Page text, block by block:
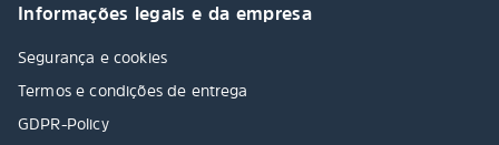
Informações legais e da empresa
Segurança e cookies
Termos e condições de entrega
GDPR-Policy